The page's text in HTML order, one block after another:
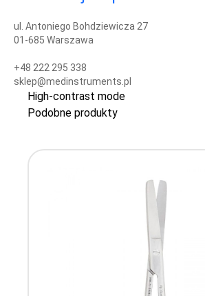
ul. Antoniego Bohdziewicza 27
01-685 Warszawa
+48 222 295 338
sklep@medinstruments.pl
High-contrast mode
Podobne produkty